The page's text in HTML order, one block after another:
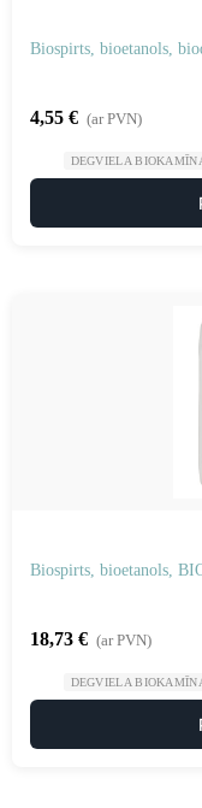
Biospirts, bioetanols,
4,55 € (ar PVN)
DEGVIELA
Biospirts, bioetanols,
18,73 € (ar PVN)
DEGVIELA